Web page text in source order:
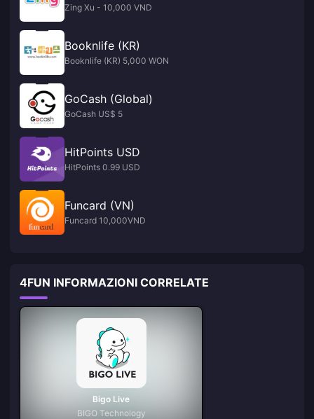
Zing Xu - 10,000 VND
Booknlife (KR)
Booknlife (KR) 5,000 WON
GoCash (Global)
GoCash US$ 5
HitPoints USD
HitPoints 0.99 USD
Funcard (VN)
Funcard 10,000VND
4FUN INFORMAZIONI CORRELATE
Bigo Live
BIGO Technology